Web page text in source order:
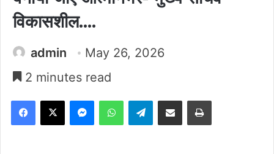
विकासशील….
admin
May 26, 2026
2 minutes read
Facebook
X MessengerWhatsAppTelegramShare via Email Print